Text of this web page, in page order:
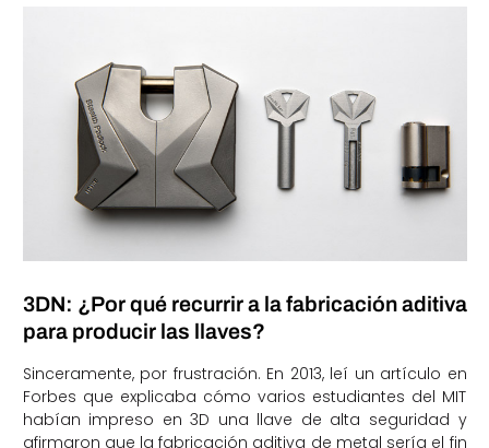
3DN: ¿Por qué recurrir a la fabricación aditiva
para producir las llaves?
Sinceramente, por frustración. En 2013, leí un artículo en
Forbes que explicaba cómo varios estudiantes del MIT
habían impreso en 3D una llave de alta seguridad y
afirmaron que la fabricación aditiva de metal sería el fin